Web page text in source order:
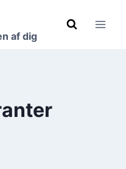
af dig